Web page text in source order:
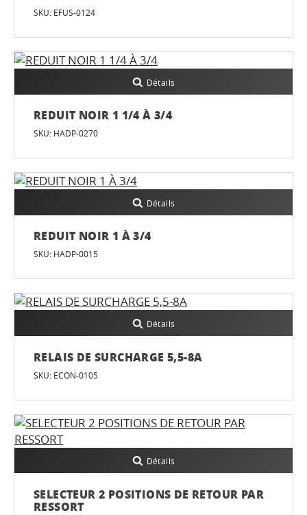
SKU: EFUS-0124
Détails
REDUIT NOIR 1 1/4 À 3/4
SKU: HADP-0270
Détails
REDUIT NOIR 1 À 3/4
SKU: HADP-0015
Détails
RELAIS DE SURCHARGE 5,5-8A
SKU: ECON-0105
Détails
SELECTEUR 2 POSITIONS DE RETOUR PAR
RESSORT